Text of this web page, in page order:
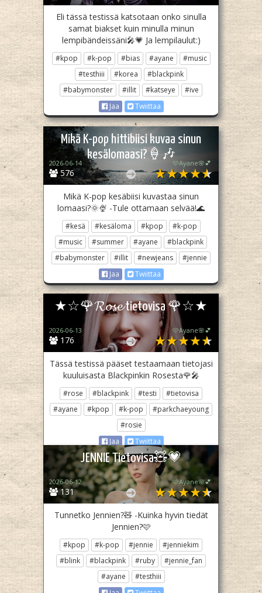
Eli tässä testissä katsotaan onko sinulla
samat biakset kuin minulla minun
lempibändeissäni🎤💗 Ja lempilaulut:)
#kpop #k-pop #bias #ayane
#music
#testhiii
#korea
#blackpink
#babymonster
#illit #katseye
#ive
Jaa
Twiittaa
Mikä K-pop hittibiisi kuvaa sinun
kesälomaasi?🍦🎶
576
2026-06-14 🩷Ayane🌸💕
Mikä K-pop kesäbiisi kuvastaa sinun
lomaasi?🌞🍨 -Tule ottamaan selvää!🌊
#kesä #kesäloma #kpop
#k-pop
#music
#summer #ayane
#blackpink
#babymonster
#illit #newjeans
#jennie
Jaa
Twiittaa
★☆🌹𝓡𝓸𝓼𝓮 tietovisa 🌹☆★
176
2026-06-13 🩷Ayane🌸💕
Tässä testissä pääset testaamaan tietojasi
kuuluisasta Blackpinkin Rosesta🌹🎤
#rose #blackpink #testi
#tietovisa
#ayane
#kpop #k-pop
#parkchaeyoung
#rosie
Jaa
Twiittaa
JENNIE Tietovisa🧸💗
131
2026-06-12 🩷Ayane🌸💕
Tunnetko Jennien?🧸 -Kuinka hyvin tiedät
Jennien?🩷
#kpop #k-pop #jennie
#jenniekim
#blink
#blackpink #ruby
#jennie_fan
#ayane
#testhiii